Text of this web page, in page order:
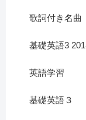
歌詞付き名曲
基礎英語3
英語学習
基礎英語３